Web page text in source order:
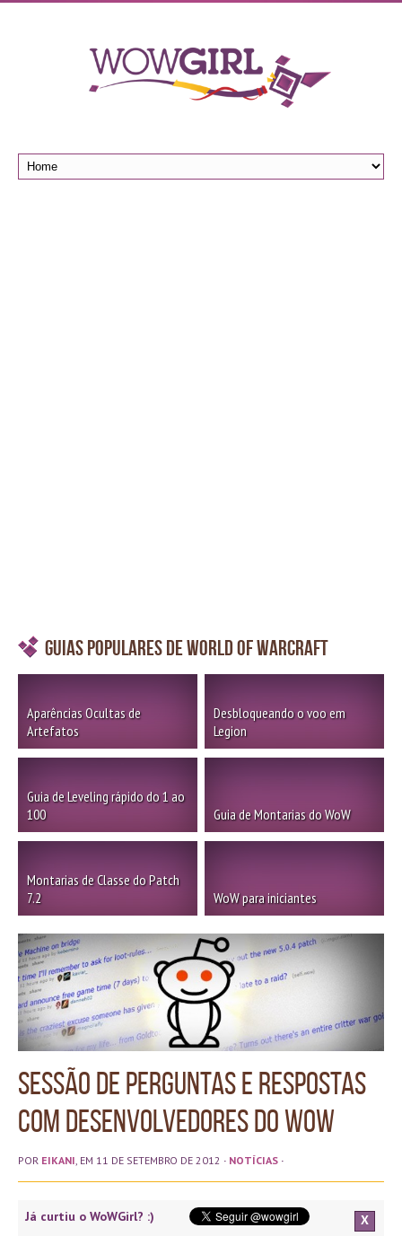
Guias Populares de World of Warcraft
Aparências Ocultas de
Artefatos
Desbloqueando o voo em
Legion
Guia de Leveling rápido do 1 ao
100
Guia de Montarias do WoW
Montarias de Classe do Patch
7.2
WoW para iniciantes
Sessão de perguntas e respostas
com desenvolvedores do WoW
POR EIKANI , EM 11 DE SETEMBRO DE 2012 · NOTÍCIAS ·
Já curtiu o WoWGirl? :) X